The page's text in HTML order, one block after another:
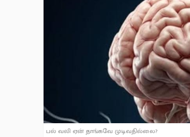
பல் வலி ஏன் தாங்கவே முடிவதில்லை?